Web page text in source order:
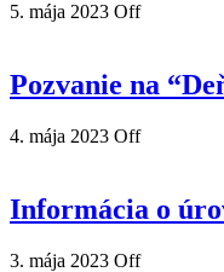
5. mája 2023 Off
Pozvanie na
4. mája 2023 Off
Informácia o
3. mája 2023 Off